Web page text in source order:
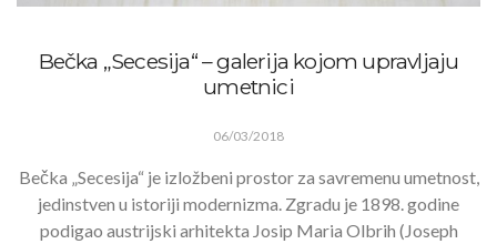
Bečka „Secesija“ – galerija kojom upravljaju
umetnici
06/03/2018
Bečka „Secesija“ je izložbeni prostor za savremenu umetnost,
jedinstven u istoriji modernizma. Zgradu je 1898. godine
podigao austrijski arhitekta Josip Maria Olbrih (Joseph